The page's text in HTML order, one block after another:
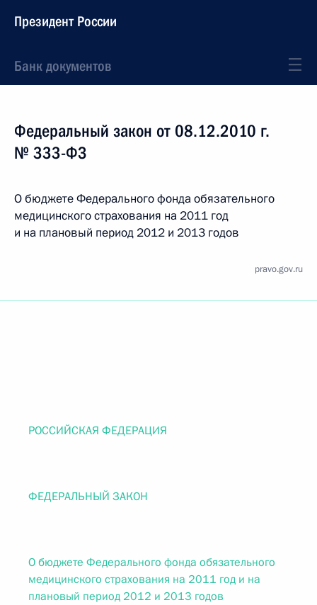
Президент России
Банк документов
Федеральный закон от 08.12.2010 г.
№ 333-ФЗ
О бюджете Федерального фонда обязательного
медицинского страхования на 2011 год
и на плановый период 2012 и 2013 годов
pravo.gov.ru
РОССИЙСКАЯ ФЕДЕРАЦИЯ
ФЕДЕРАЛЬНЫЙ ЗАКОН
О бюджете Федерального фонда обязательного
медицинского страхования на 2011 год и на
плановый период 2012 и 2013 годов